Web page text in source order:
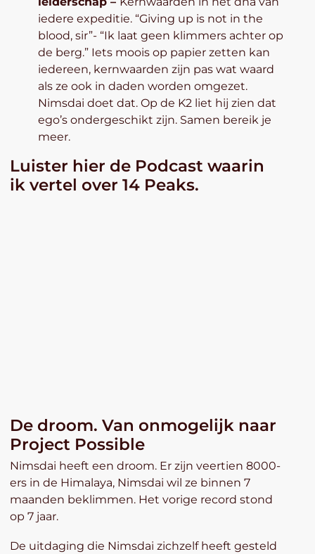
iedere expeditie. “Giving up is not in the
blood, sir”- “Ik laat geen klimmers achter op
de berg.” Iets moois op papier zetten kan
iedereen, kernwaarden zijn pas wat waard
als ze ook in daden worden omgezet.
Nimsdai doet dat. Op de K2 liet hij zien dat
ego’s ondergeschikt zijn. Samen bereik je
meer.
Luister hier de Podcast waarin
ik vertel over 14 Peaks.
De droom. Van onmogelijk naar
Project Possible
Nimsdai heeft een droom. Er zijn veertien 8000-
ers in de Himalaya, Nimsdai wil ze binnen 7
maanden beklimmen. Het vorige record stond
op 7 jaar.
De uitdaging die Nimsdai zichzelf heeft gesteld